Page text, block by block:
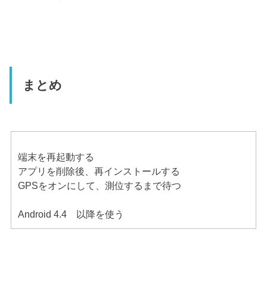
まとめ
端末を再起動する
アプリを削除後、再インストールする
GPSをオンにして、測位するまで待つ
Android 4.4 以降を使う